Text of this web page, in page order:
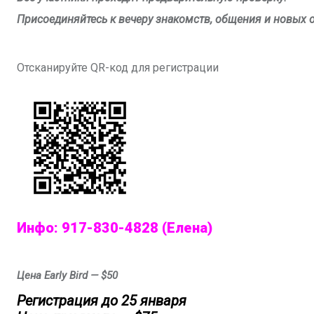
Присоединяйтесь к вечеру знакомств, общения и новых
Отсканируйте QR-код для регистрации
Инфо: 917-830-4828 (Елена)
Цена Early Bird— $50
Регистрация до 25 января